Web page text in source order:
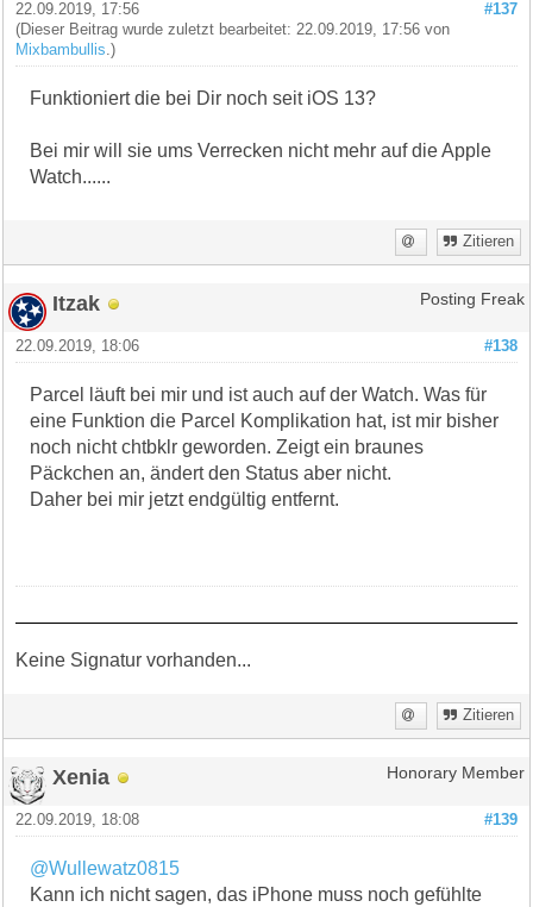
#137
22.09.2019, 17:56
(Dieser Beitrag wurde zuletzt bearbeitet: 22.09.2019, 17:56 von
Mixbambullis.)
Funktioniert die bei Dir noch seit iOS 13?
Bei mir will sie ums Verrecken nicht mehr auf die Apple
Watch......
Zitieren
Itzak Posting Freak
#138
22.09.2019, 18:06
Parcel läuft bei mir und ist auch auf der Watch. Was für
eine Funktion die Parcel Komplikation hat, ist mir bisher
noch nicht chtbklr geworden. Zeigt ein braunes
Päckchen an, ändert den Status aber nicht.
Daher bei mir jetzt endgültig entfernt.
Keine Signatur vorhanden...
Zitieren
Xenia Honorary Member
#139
22.09.2019, 18:08
@Wullewatz0815
Kann ich nicht sagen, das iPhone muss noch gefühlte